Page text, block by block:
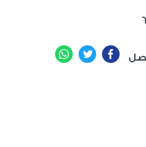
Facebook
Twitter